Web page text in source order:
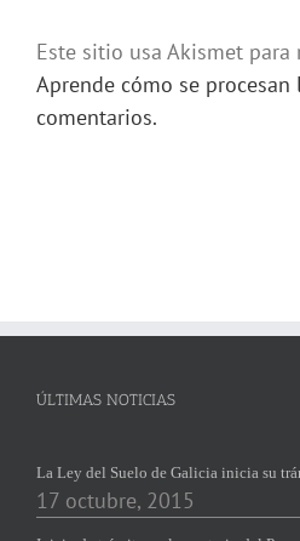
Este sitio usa Akismet para
Aprende cómo se
comentarios.
ÚLTIMAS NOTICIAS
La Ley del Suelo de Galicia inicia su
17 octubre, 2015